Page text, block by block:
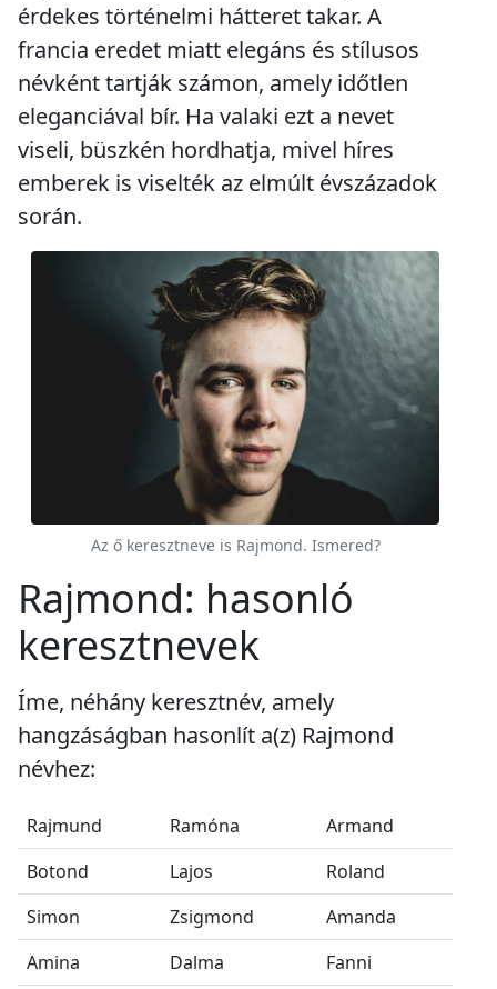
érdekes történelmi hátteret takar. A
francia eredet miatt elegáns és stílusos
névként tartják számon, amely időtlen
eleganciával bír. Ha valaki ezt a nevet
viseli, büszkén hordhatja, mivel híres
emberek is viselték az elmúlt évszázadok
során.
Az ő keresztneve is Rajmond. Ismered?
Rajmond: hasonló
keresztnevek
Íme, néhány keresztnév, amely
hangzáságban hasonlít a(z) Rajmond
névhez:
Rajmund Ramóna
Armand
Botond
Lajos
Roland
Simon
Zsigmond
Amanda
Amina
Dalma Fanni